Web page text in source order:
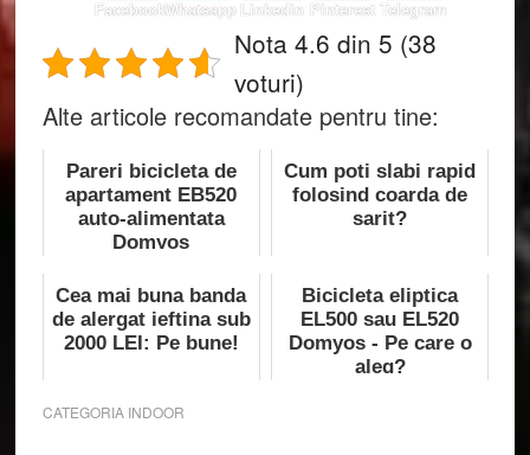
FacebookWhatsapp Linkedin Pinterest Telegram
Nota 4.6 din 5 (38
voturi)
Alte articole recomandate pentru tine:
Pareri bicicleta de
apartament EB520
auto-alimentata
Domyos
Cum poti slabi rapid
folosind coarda de
sarit?
Cea mai buna banda
de alergat ieftina sub
2000 LEI: Pe bune!
Bicicleta eliptica
EL500 sau EL520
Domyos - Pe care o
aleg?
CATEGORIA INDOOR